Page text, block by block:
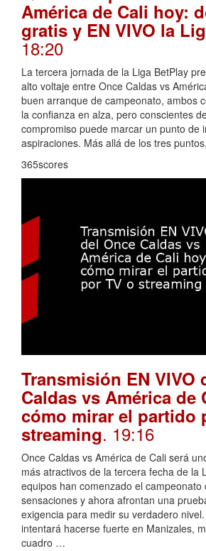
América de Cali hoy:
gratis y EN VIVO la
18:20
La tercera jornada de la Liga BetPlay
alto voltaje entre Once Caldas vs
buen arranque de campeonato, ambos
la confianza en alza, pero conscientes
compromiso puede marcar un punto de
aspiraciones. Más allá de los tres
365scores
Transmisión EN VIVO
Caldas vs América de
cómo mirar el partido
streaming. 19:16
Once Caldas vs América de Cali será
más atractivos de la tercera fecha de la
equipos han comenzado el campeonato
sensaciones y ahora afrontan una
exigencia para medir su verdadero
intentará hacerse fuerte en Manizales,
cuadro …